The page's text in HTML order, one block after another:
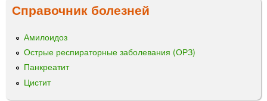
Справочник болезней
Амилоидоз
Острые респираторные заболевания (ОРЗ)
Панкреатит
Цистит